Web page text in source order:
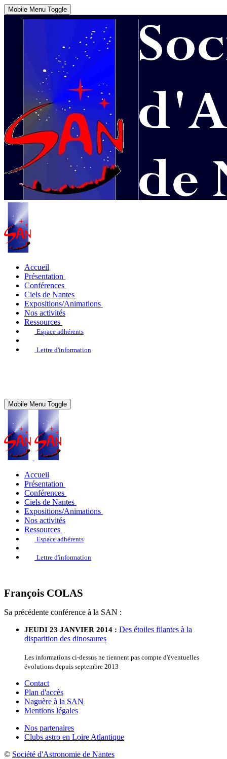
Mobile Menu Toggle
Accueil
Présentation
Conférences
Ciels de Nantes
Expositions/Animations
Nos activités
Ressources
Espace adhérents
Lettre d'information
Mobile Menu Toggle
Accueil
Présentation
Conférences
Ciels de Nantes
Expositions/Animations
Nos activités
Ressources
Espace adhérents
Lettre d'information
François COLAS
Sa précédente conférence à la SAN :
JEUDI 23 JANVIER 2014 : Des étoiles filantes à la
disparition des dinosaures
Les informations ci-dessus ne tiennent pas compte d'éventuelles
évolutions depuis septembre 2013
Contact
Plan d'accès
Naguère à la SAN
Mentions légales
Nos partenaires
Clubs astro en Loire Atlantique
© Société d'Astronomie de Nantes